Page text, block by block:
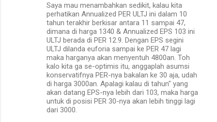
Saya mau menambahkan sedikit, kalau kita
perhatikan Annualized PER ULTJ ini dalam 10
tahun terakhir berkisar antara 11 sampai 47,
dimana di harga 1340 & Annualized EPS 103 ini
ULTJ berada di PER 12.9. Dengan EPS segini
ULTJ dilanda euforia sampai ke PER 47 lagi
maka harganya akan menyentuh 4800an. Toh
kalo kita ga se-optimis itu, anggaplah asumsi
konservatifnya PER-nya bakalan ke 30 aja, udah
di harga 3000an. Apalagi kalau di tahun" yang
akan datang EPS-nya lebih dari 103, maka harga
untuk di posisi PER 30-nya akan lebih tinggi lagi
dari 3000.